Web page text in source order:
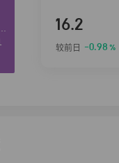
16.2
较前日 -0.98 %